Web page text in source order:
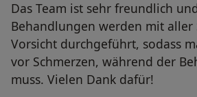
Das Team ist sehr freundlich
Behandlungen werden mit
Vorsicht durchgeführt, sodass
vor Schmerzen, während der
muss. Vielen Dank dafür!